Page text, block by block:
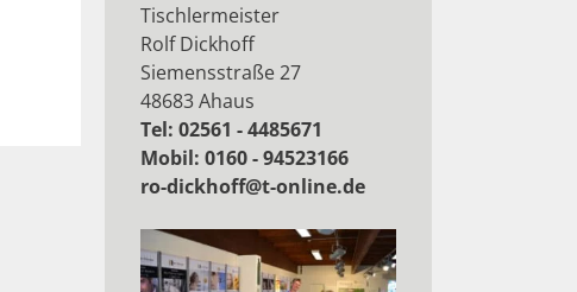
Tischlermeister
Rolf Dickhoff
Siemensstraße 27
48683 Ahaus
Tel: 02561 - 4485671
Mobil: 0160 - 94523166
ro-dickhoff@t-online.de